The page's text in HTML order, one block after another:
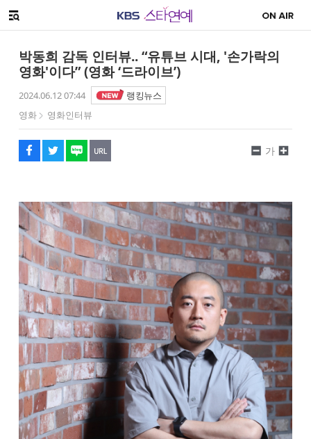
메뉴 열기
박동희 감독 인터뷰.. “유튜브 시대, '손가락의
영화'이다” (영화 ‘드라이브’)
2024.06.12 07:44
랭킹뉴스
영화
영화인터뷰
페이스북
트위터
네이버
URL복사
글씨 작게보기
가
글씨 크게보기
해시태그